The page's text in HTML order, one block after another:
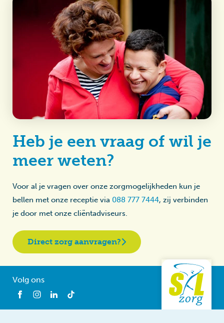
Heb je een vraag of wil je
meer weten?
Voor al je vragen over onze zorgmogelijkheden kun je
bellen met onze receptie via 088 777 7444, zij verbinden
je door met onze cliëntadviseurs.
Direct zorg aanvragen?
Volg ons